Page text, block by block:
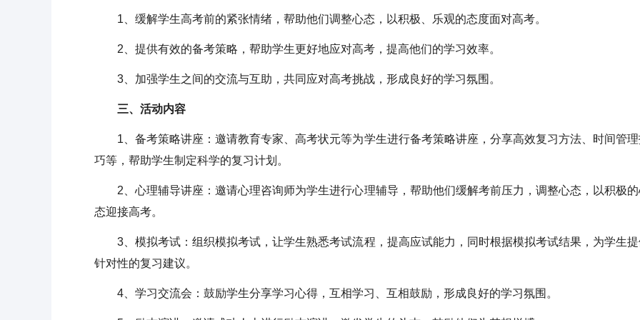
1、缓解学生高考前的紧张情绪，帮助他们调整心态，以积极、乐观的态度面对高考。
2、提供有效的备考策略，帮助学生更好地应对高考，提高他们的学习效率。
3、加强学生之间的交流与互助，共同应对高考挑战，形成良好的学习氛围。
三、活动内容
1、备考策略讲座：邀请教育专家、高考状元等为学生进行备考策略讲座，分享高效复习方法、时间管
巧等，帮助学生制定科学的复习计划。
2、心理辅导讲座：邀请心理咨询师为学生进行心理辅导，帮助他们缓解考前压力，调整心态，以积极
态迎接高考。
3、模拟考试：组织模拟考试，让学生熟悉考试流程，提高应试能力，同时根据模拟考试结果，为学生
针对性的复习建议。
4、学习交流会：鼓励学生分享学习心得，互相学习、互相鼓励，形成良好的学习氛围。